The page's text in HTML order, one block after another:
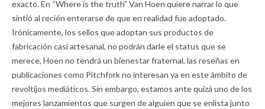
exacto. En “Where is the truth” Van Hoen quiere narrar lo que
sintió al recién enterarse de que en realidad fue adoptado.
Irónicamente, los sellos que adoptan sus productos de
fabricación casi artesanal, no podrán darle el status que se
merece, Hoen no tendrá un bienestar fraternal, las reseñas en
publicaciones como Pitchfork no interesan ya en este ámbito de
revoltijos mediáticos. Sin embargo, estamos ante quizá uno de los
mejores lanzamientos que surgen de alguien que se enlista junto